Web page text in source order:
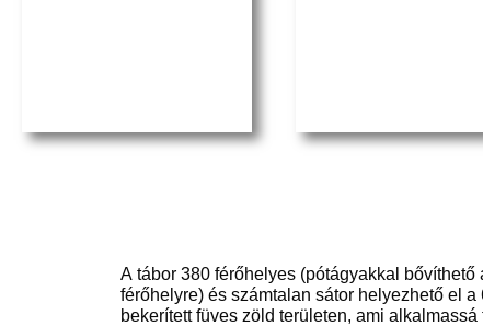
A tábor 380 férőhelyes (pótágyakkal bővíthető
férőhelyre) és számtalan sátor helyezhető el a
bekerített füves zöld területen, ami alkalmassá